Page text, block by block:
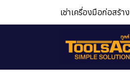
เช่าเครื่องมือก่อสร้าง